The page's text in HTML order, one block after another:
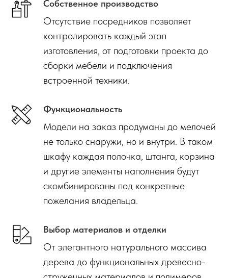
Собственное производство
Отсутствие посредников позволяет
контролировать каждый этап
изготовления, от подготовки проекта до
сборки мебели и подключения
встроенной техники.
Функциональность
Модели на заказ продуманы до мелочей
не только снаружи, но и внутри. В таком
шкафу каждая полочка, штанга, корзина
и другие элементы наполнения будут
скомбинированы под конкретные
пожелания владельца.
Выбор материалов и отделки
От элегантного натурального массива
дерева до функциональных древесно-